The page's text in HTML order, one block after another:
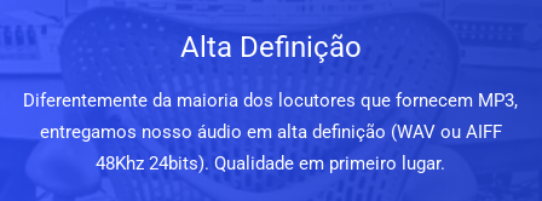
Alta Definição
Diferentemente da maioria dos locutores que fornecem MP3,
entregamos nosso áudio em alta definição (WAV ou AIFF
48Khz 24bits). Qualidade em primeiro lugar.